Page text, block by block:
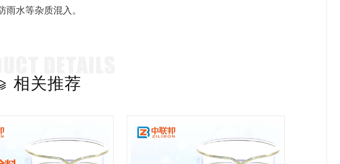
水等杂质混入。
相关推荐